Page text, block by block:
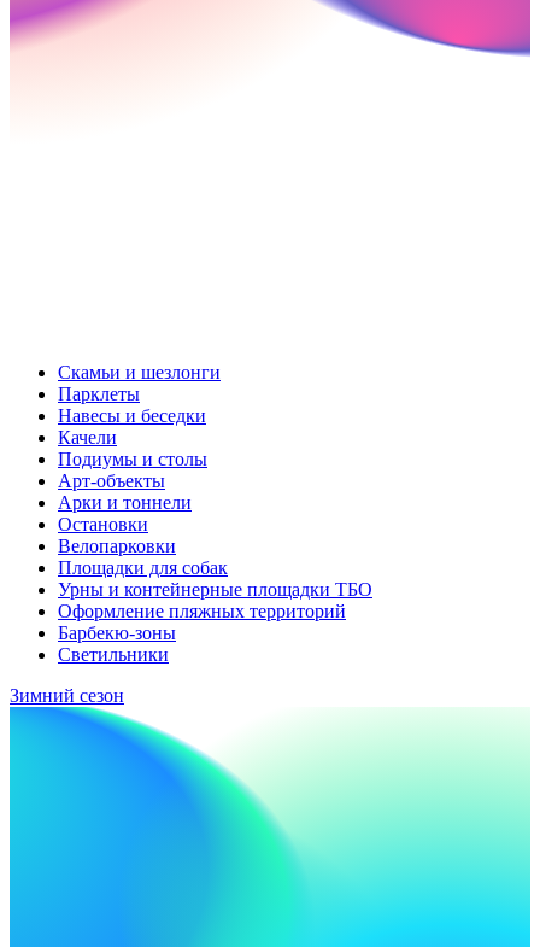
Скамьи и шезлонги
Парклеты
Навесы и беседки
Качели
Подиумы и столы
Арт-объекты
Арки и тоннели
Остановки
Велопарковки
Площадки для собак
Урны и контейнерные площадки ТБО
Оформление пляжных территорий
Барбекю-зоны
Светильники
Зимний сезон